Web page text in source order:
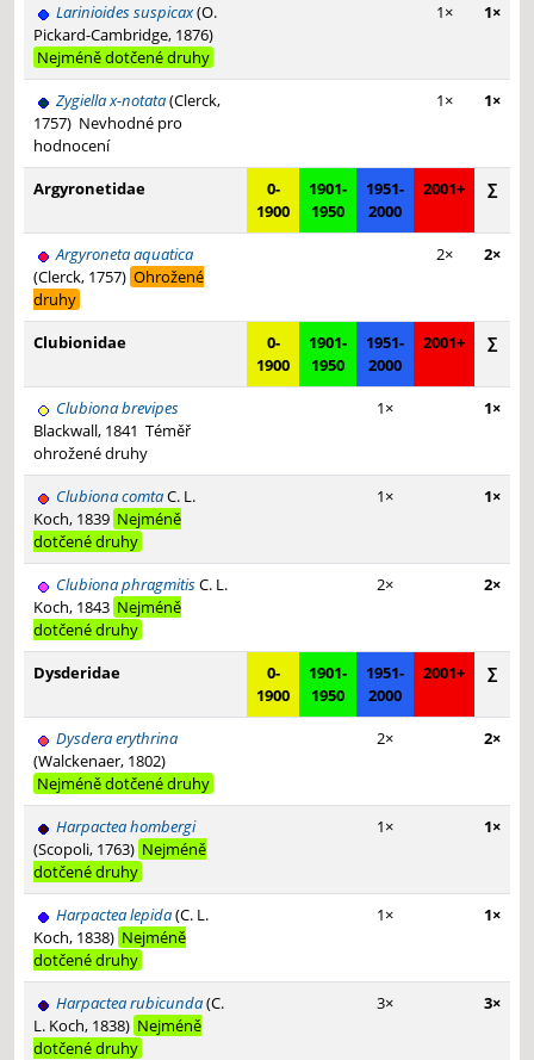
Larinioides suspicax(O.
Pickard-Cambridge, 1876)
Nejméně dotčené druhy
1× 1×
Zygiella x-notata(Clerck,
1757) Nevhodné pro
hodnocení
1× 1×
Argyronetidae
0-
1900
1901-
1950
1951-
2000
2001+ ∑
Argyroneta aquatica
(Clerck, 1757) Ohrožené
druhy
2× 2×
Clubionidae
0-
1900
1901-
1950
1951-
2000
2001+ ∑
Clubiona brevipes
Blackwall, 1841 Téměř
ohrožené druhy
1× 1×
Clubiona comtaC. L.
Koch, 1839 Nejméně
dotčené druhy
1× 1×
Clubiona phragmitisC. L.
Koch, 1843 Nejméně
dotčené druhy
2× 2×
Dysderidae
0-
1900
1901-
1950
1951-
2000
2001+ ∑
Dysdera erythrina
(Walckenaer, 1802)
Nejméně dotčené druhy
2× 2×
Harpactea hombergi
(Scopoli, 1763) Nejméně
dotčené druhy
1× 1×
Harpactea lepida(C. L.
Koch, 1838) Nejméně
dotčené druhy
1× 1×
Harpactea rubicunda(C.
L. Koch, 1838) Nejméně
dotčené druhy
3× 3×